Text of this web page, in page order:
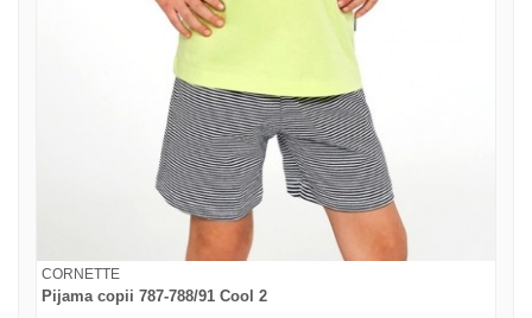
CORNETTE
Pijama copii 787-788/91 Cool 2